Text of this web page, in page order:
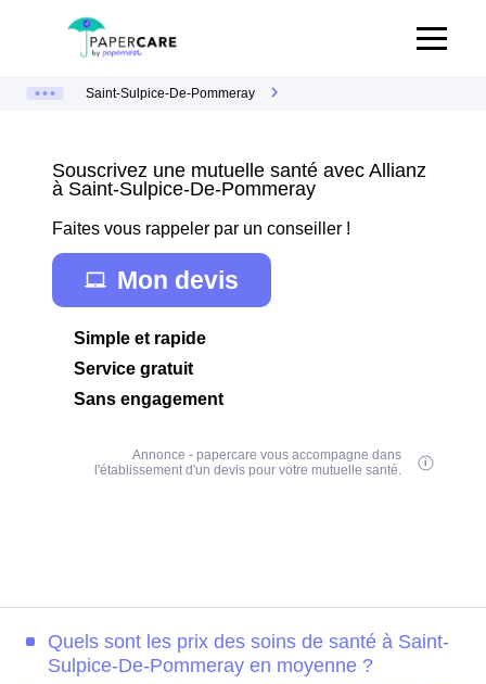
Saint-Sulpice-De-Pommeray
Souscrivez une mutuelle santé avec Allianz
à Saint-Sulpice-De-Pommeray
Faites vous rappeler par un conseiller !
Mon devis
Simple et rapide
Service gratuit
Sans engagement
Annonce - papercare vous accompagne dans
l'établissement d'un devis pour votre mutuelle santé.
Quels sont les prix des soins de santé à Saint-
Sulpice-De-Pommeray en moyenne ?